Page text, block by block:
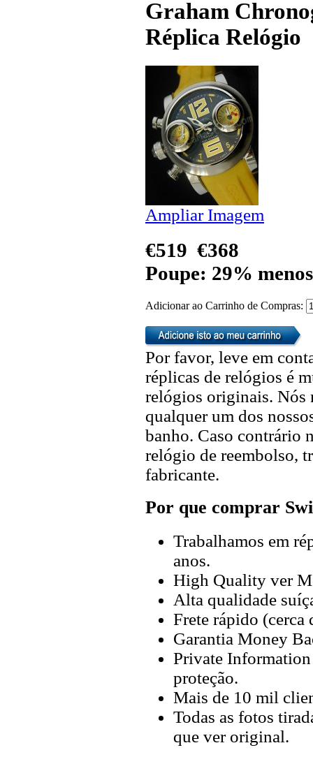
Graham
Réplica Relógio
Ampliar Imagem
€519 €368
Poupe: 29% menos
Adicionar ao Carrinho de Compras:
Por favor, leve em
réplicas de relógios é
relógios originais. Nós
qualquer um dos
banho. Caso contrário
relógio de reembolso,
fabricante.
Por que comprar
Trabalhamos em
anos.
High Quality ver
Alta qualidade
Frete rápido (cerca
Garantia Money
Private
proteção.
Mais de 10 mil
Todas as fotos
que ver original.